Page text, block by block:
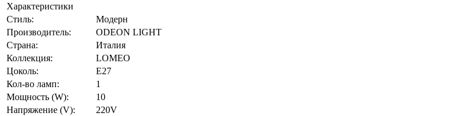
Характеристики
Стиль:
Модерн
Производитель:
ODEON LIGHT
Страна:
Италия
Коллекция:
LOMEO
Цоколь:
E27
Кол-во ламп:
1
Мощность (W):
10
Напряжение (V):
220V